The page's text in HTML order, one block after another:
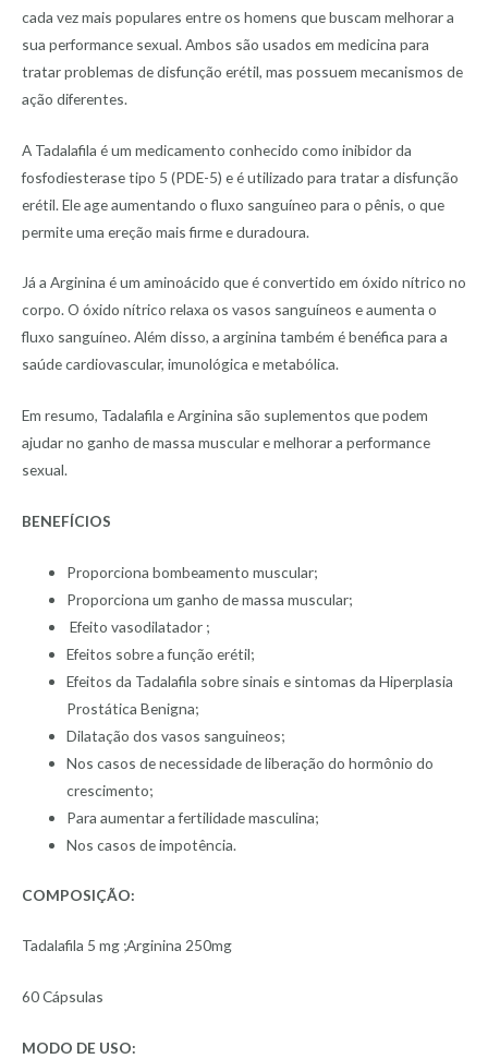
cada vez mais populares entre os homens que buscam melhorar a
sua performance sexual. Ambos são usados ​​em medicina para
tratar problemas de disfunção erétil, mas possuem mecanismos de
ação diferentes.
A Tadalafila é um medicamento conhecido como inibidor da
fosfodiesterase tipo 5 (PDE-5) e é utilizado para tratar a disfunção
erétil. Ele age aumentando o fluxo sanguíneo para o pênis, o que
permite uma ereção mais firme e duradoura.
Já a Arginina é um aminoácido que é convertido em óxido nítrico no
corpo. O óxido nítrico relaxa os vasos sanguíneos e aumenta o
fluxo sanguíneo. Além disso, a arginina também é benéfica para a
saúde cardiovascular, imunológica e metabólica.
Em resumo, Tadalafila e Arginina são suplementos que podem
ajudar no ganho de massa muscular e melhorar a performance
sexual.
BENEFÍCIOS
Proporciona bombeamento muscular;
Proporciona um ganho de massa muscular;
Efeito vasodilatador ;
Efeitos sobre a função erétil;
Efeitos da Tadalafila sobre sinais e sintomas da Hiperplasia
Prostática Benigna;
Dilatação dos vasos sanguineos;
Nos casos de necessidade de liberação do hormônio do
crescimento;
Para aumentar a fertilidade masculina;
Nos casos de impotência.
COMPOSIÇÃO:
Tadalafila 5 mg ;Arginina 250mg
60 Cápsulas
MODO DE USO: